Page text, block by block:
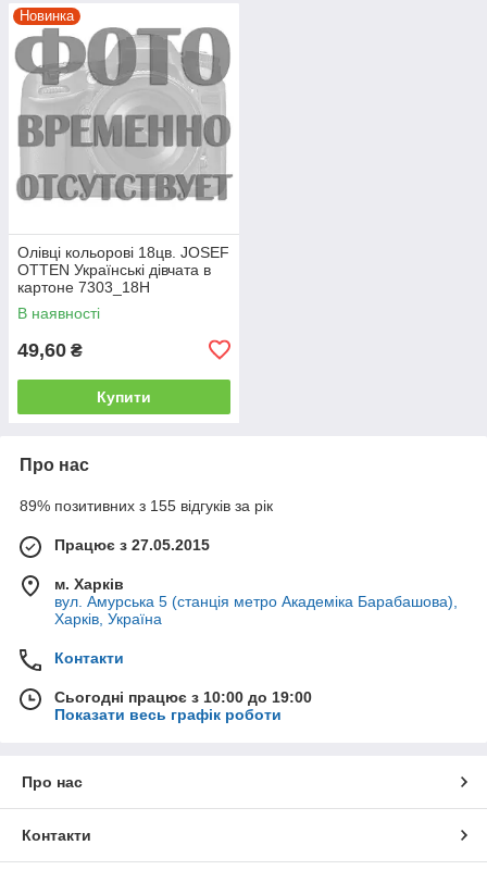
Новинка
Олівці кольорові 18цв. JOSEF
OTTEN Українські дівчата в
картоне 7303_18H
В наявності
49,60 ₴
Купити
Про нас
89% позитивних з 155 відгуків за рік
Працює з 27.05.2015
м. Харків
вул. Амурська 5 (станція метро Академіка Барабашова),
Харків, Україна
Контакти
Сьогодні працює з 10:00 до 19:00
Показати весь графік роботи
Про нас
Контакти